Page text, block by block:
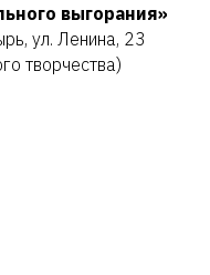
выгорания»
ул. Ленина, 23
творчества)